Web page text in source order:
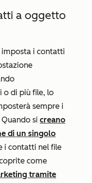
a oggetto
i contatti
o di più file, lo
sempre i
si creano
di un singolo
i contatti nel file
come
tramite